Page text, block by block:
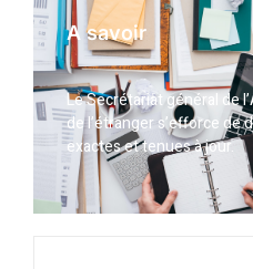
A savoir
Le Secrétariat général de
de l’étranger s’efforce
exactes et tenues à jour.